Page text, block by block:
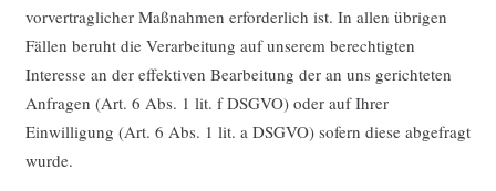
vorvertraglicher Maßnahmen erforderlich ist. In allen übrigen
Fällen beruht die Verarbeitung auf unserem berechtigten
Interesse an der effektiven Bearbeitung der an uns gerichteten
Anfragen (Art. 6 Abs. 1 lit. f DSGVO) oder auf Ihrer
Einwilligung (Art. 6 Abs. 1 lit. a DSGVO) sofern diese abgefragt
wurde.